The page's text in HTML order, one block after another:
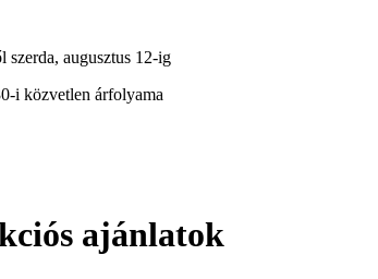
szerda, augusztus 12-ig
i közvetlen árfolyama
ajánlatok